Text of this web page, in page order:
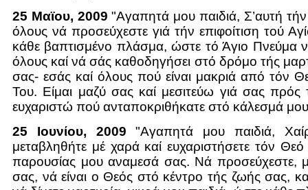
25 Μαϊου, 2009 "Αγαπητά μου παιδιά, Σ’αυτή
όλους νά προσεύχεστε γιά τήν επιφοίτιση τού
κάθε βαπτισμένο πλάσμα, ώστε τό Άγιο Πνεύμα
όλους καί νά σάς καθοδηγήσει στό δρόμο τής
σας- εσάς καί όλους πού είναι μακριά από τόν
Του. Είμαι μαζύ σας καί μεσιτεύω γιά σας
ευχαριστώ πού ανταποκριθήκατε στό κάλεσμά
25 Ιουνίου, 2009 "Αγαπητά μου παιδιά,
μεταβληθήτε μέ χαρά καί ευχαριστήσετε τόν
παρουσίας μου αναμεσά σας. Νά προσεύχεστε,
σας, νά είναι ο Θεός στό κέντρο τής ζωής σας,